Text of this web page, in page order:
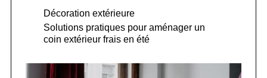
Décoration extérieure
Solutions pratiques pour aménager un
coin extérieur frais en été